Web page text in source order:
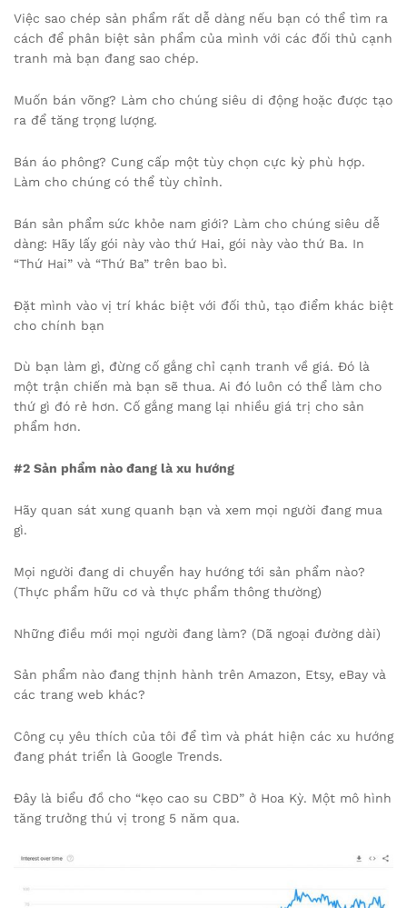
Việc sao chép sản phẩm rất dễ dàng nếu bạn có thể tìm ra
cách để phân biệt sản phẩm của mình với các đối thủ cạnh
tranh mà bạn đang sao chép.
Muốn bán võng? Làm cho chúng siêu di động hoặc được tạo
ra để tăng trọng lượng.
Bán áo phông? Cung cấp một tùy chọn cực kỳ phù hợp.
Làm cho chúng có thể tùy chỉnh.
Bán sản phẩm sức khỏe nam giới? Làm cho chúng siêu dễ
dàng: Hãy lấy gói này vào thứ Hai, gói này vào thứ Ba. In
“Thứ Hai” và “Thứ Ba” trên bao bì.
Đặt mình vào vị trí khác biệt với đối thủ, tạo điểm khác biệt
cho chính bạn
Dù bạn làm gì, đừng cố gắng chỉ cạnh tranh về giá. Đó là
một trận chiến mà bạn sẽ thua. Ai đó luôn có thể làm cho
thứ gì đó rẻ hơn. Cố gắng mang lại nhiều giá trị cho sản
phẩm hơn.
#2 Sản phẩm nào đang là xu hướng
Hãy quan sát xung quanh bạn và xem mọi người đang mua
gì.
Mọi người đang di chuyển hay hướng tới sản phẩm nào?
(Thực phẩm hữu cơ và thực phẩm thông thường)
Những điều mới mọi người đang làm? (Dã ngoại đường dài)
Sản phẩm nào đang thịnh hành trên Amazon, Etsy, eBay và
các trang web khác?
Công cụ yêu thích của tôi để tìm và phát hiện các xu hướng
đang phát triển là Google Trends.
Đây là biểu đồ cho “kẹo cao su CBD” ở Hoa Kỳ. Một mô hình
tăng trưởng thú vị trong 5 năm qua.